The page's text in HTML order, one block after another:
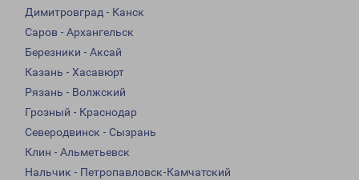
Димитровград - Канск
Саров - Архангельск
Березники - Аксай
Казань - Хасавюрт
Рязань - Волжский
Грозный - Краснодар
Северодвинск - Сызрань
Клин - Альметьевск
Нальчик - Петропавловск-Камчатский